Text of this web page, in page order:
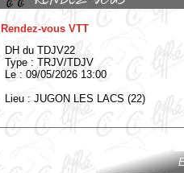
Rendez-vous VTT
DH du TDJV22
Type : TRJV/TDJV
Le : 09/05/2026 13:00
Lieu : JUGON LES LACS (22)